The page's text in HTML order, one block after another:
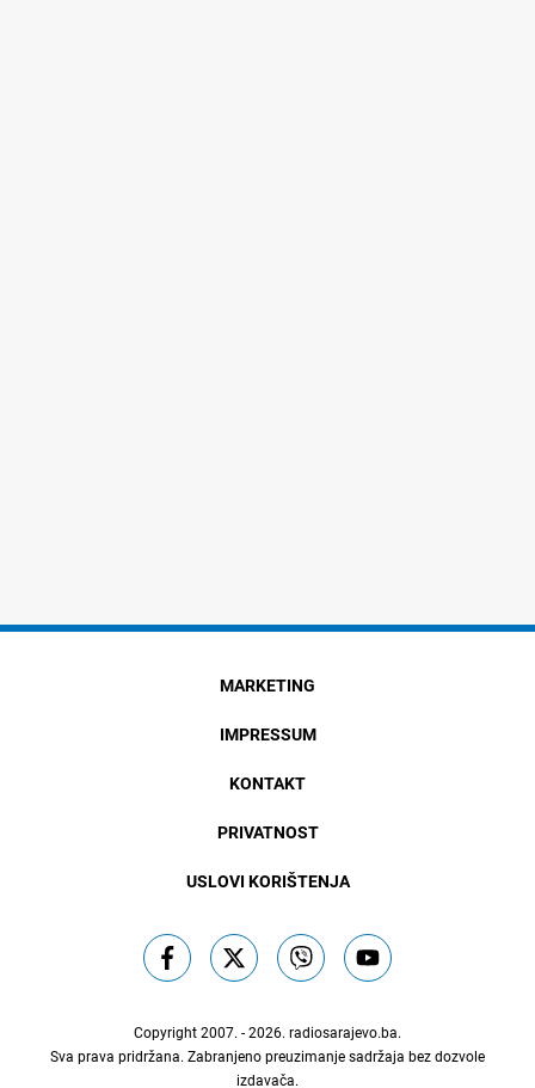
MARKETING
IMPRESSUM
KONTAKT
PRIVATNOST
USLOVI KORIŠTENJA
Copyright 2007. - 2026. radiosarajevo.ba.
Sva prava pridržana. Zabranjeno preuzimanje sadržaja bez dozvole
izdavača.